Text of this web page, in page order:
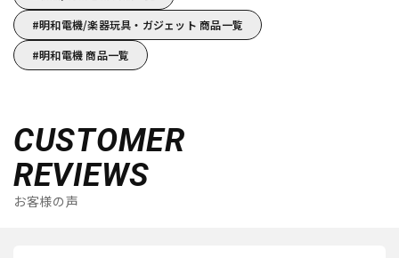
明和電機/楽器玩具・ガジェット 商品一覧
明和電機 商品一覧
CUSTOMER
REVIEWS
お客様の声